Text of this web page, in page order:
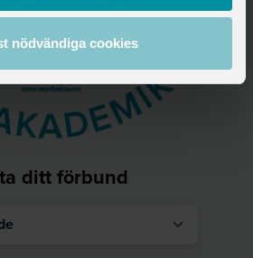
nödvändiga cookies
ditt förbund